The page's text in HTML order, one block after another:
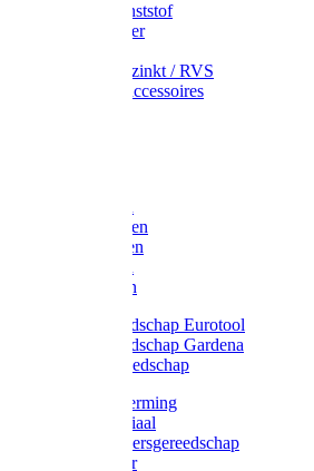
Emmer kunststof
Schepemmer
Emmer verzinkt / RVS
Regenton accessoires
Gazonharken
Asfaltharken
Hooiharken
Handgereedschap Eurotool
Handgereedschap Gardena
Kindergereedschap
Kniebescherming
Afzetmateriaal
Stratenmakersgereedschap
Straathamer